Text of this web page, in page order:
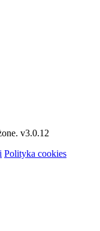
v3.0.12
Polityka cookies